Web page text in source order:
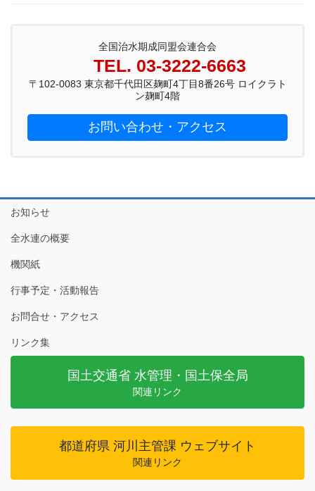
全国治水期成同盟会連合会
TEL. 03-3222-6663
〒102-0083 東京都千代田区麹町4丁目8番26号 ロイクラト
ン麹町4階
お問い合わせ・アクセス
お知らせ
全水連の概要
機関紙
行事予定・活動報告
お問合せ・アクセス
リンク集
国土交通省 水管理・国土保全局
関連リンク
都道府県 河川主管課 ウェブサイト
関連リンク